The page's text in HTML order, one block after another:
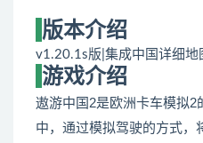
版本介绍
v1.20.1s版|集成中国详细地
游戏介绍
遨游中国2是欧洲卡车模拟
中，通过模拟驾驶的方式，